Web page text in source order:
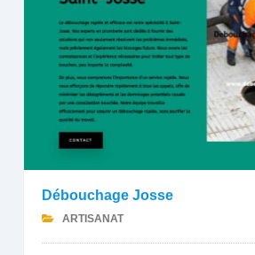
Débouchage Josse
ARTISANAT